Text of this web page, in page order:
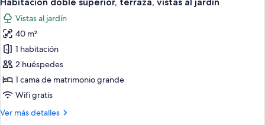
uso
individual,
vistas
al
mar
todas
las
fotos
de
Habitación
doble
superior,
terraza,
vistas
Vistas al jardín
40 m²
1 habitación
2 huéspedes
1 cama de matrimonio grande
Wifi gratis
Ver más detalles
Más